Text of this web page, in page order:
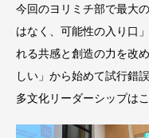
今回のヨリミチ部で最大
はなく、可能性の入り口
れる共感と創造の力を改
しい」から始めて試行錯
多文化リーダーシップは